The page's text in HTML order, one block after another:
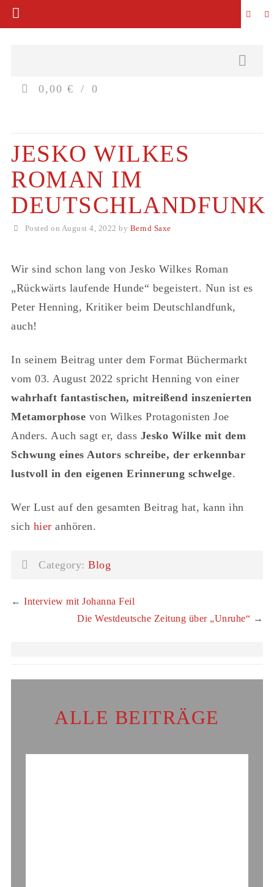
0,00 € 0
JESKO WILKES
ROMAN IM
DEUTSCHLANDFUNK
Posted on August 4, 2022 by Bernd Saxe
Wir sind schon lang von Jesko Wilkes Roman
„Rückwärts laufende Hunde“ begeistert. Nun ist es
Peter Henning, Kritiker beim Deutschlandfunk,
auch!
In seinem Beitrag unter dem Format Büchermarkt
vom 03. August 2022 spricht Henning von einer
wahrhaft fantastischen, mitreißend inszenierten
Metamorphose von Wilkes Protagonisten Joe
Anders. Auch sagt er, dass Jesko Wilke mit dem
Schwung eines Autors schreibe, der erkennbar
lustvoll in den eigenen Erinnerung schwelge.
Wer Lust auf den gesamten Beitrag hat, kann ihn
sich hier anhören.
Category: Blog
← Interview mit Johanna Feil
Die Westdeutsche Zeitung über „Unruhe“ →
ALLE BEITRÄGE